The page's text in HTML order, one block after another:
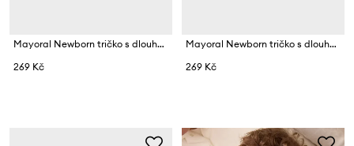
Mayoral Newborn tričko s dlouhým rukávem kojenecké s bavlnou
269 Kč
Mayoral Newborn tričko s dlouhým rukávem kojenecké s bavlnou
269 Kč